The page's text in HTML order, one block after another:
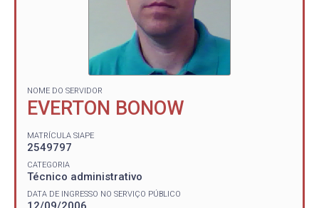
NOME DO SERVIDOR
EVERTON BONOW
MATRÍCULA SIAPE
2549797
CATEGORIA
Técnico administrativo
DATA DE INGRESSO NO SERVIÇO PÚBLICO